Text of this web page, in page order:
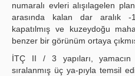
numaralı evleri alışılagelen
arasında kalan dar aralık -
kapatılmış ve kuzeydoğu
benzer bir görünüm ortaya
İTÇ II / 3 yapıları, yamacın
sıralanmış üç ya-pıyla temsil